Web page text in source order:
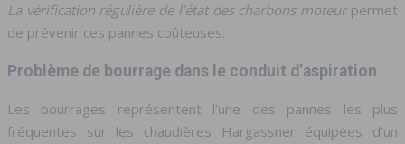
La vérification régulière de l’état des charbons moteur permet
de prévenir ces pannes coûteuses.
Problème de bourrage dans le conduit d’aspiration
Les bourrages représentent l’une des pannes les plus
fréquentes sur les chaudières Hargassner équipées d’un